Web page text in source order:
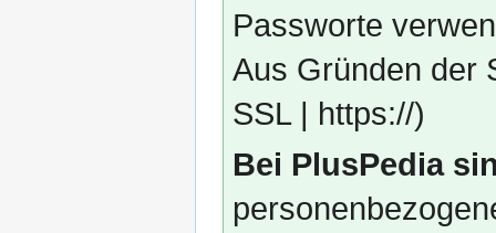
Passworte
Aus Gründen der
SSL | https://)
Bei PlusPedia